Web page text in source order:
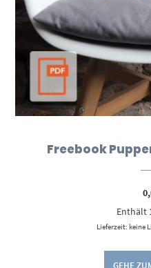
Freebook
Enthält
Lieferzeit: keine
GEHE